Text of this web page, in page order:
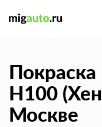
Н100
Москве